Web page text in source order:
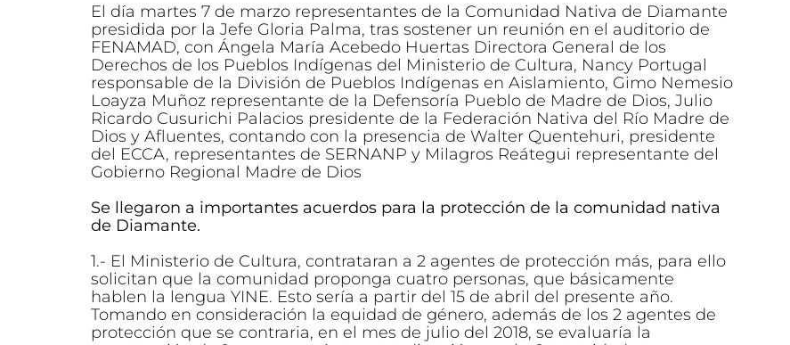
El día martes 7 de marzo representantes de la Comunidad Nativa de Diamante
presidida por la Jefe Gloria Palma, tras sostener un reunión en el auditorio de
FENAMAD, con Ángela María Acebedo Huertas Directora General de los
Derechos de los Pueblos Indígenas del Ministerio de Cultura, Nancy Portugal
responsable de la División de Pueblos Indígenas en Aislamiento, Gimo Nemesio
Loayza Muñoz representante de la Defensoría Pueblo de Madre de Dios, Julio
Ricardo Cusurichi Palacios presidente de la Federación Nativa del Río Madre de
Dios y Afluentes, contando con la presencia de Walter Quentehuri, presidente
del ECCA, representantes de SERNANP y Milagros Reátegui representante del
Gobierno Regional Madre de Dios
Se llegaron a importantes acuerdos para la protección de la comunidad nativa
de Diamante.
1.- El Ministerio de Cultura, contrataran a 2 agentes de protección más, para ello
solicitan que la comunidad proponga cuatro personas, que básicamente
hablen la lengua YINE. Esto sería a partir del 15 de abril del presente año.
Tomando en consideración la equidad de género, además de los 2 agentes de
protección que se contraria, en el mes de julio del 2018, se evaluaría la